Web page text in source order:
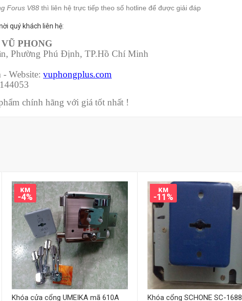
Forus V88 thì liên hệ trực tiếp theo số hotline để được giải đáp
quý khách liên hệ:
PHONG
Phường Phú Định, TP.Hồ Chí Minh
Website: vuphongplus.com
chính hãng với giá tốt nhất !
Mua hàng
KM
-4%
Khóa cửa cổng UMEIKA mã 610A
Mua hàng
KM
-11%
Khóa cổng SCHONE SC-1688